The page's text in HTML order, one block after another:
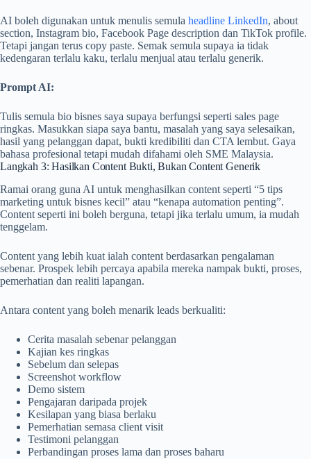
AI boleh digunakan untuk menulis semula headline LinkedIn, about
section, Instagram bio, Facebook Page description dan TikTok profile.
Tetapi jangan terus copy paste. Semak semula supaya ia tidak
kedengaran terlalu kaku, terlalu menjual atau terlalu generik.
Prompt AI:
Tulis semula bio bisnes saya supaya berfungsi seperti sales page
ringkas. Masukkan siapa saya bantu, masalah yang saya selesaikan,
hasil yang pelanggan dapat, bukti kredibiliti dan CTA lembut. Gaya
bahasa profesional tetapi mudah difahami oleh SME Malaysia.
Langkah 3: Hasilkan Content Bukti, Bukan Content Generik
Ramai orang guna AI untuk menghasilkan content seperti “5 tips
marketing untuk bisnes kecil” atau “kenapa automation penting”.
Content seperti ini boleh berguna, tetapi jika terlalu umum, ia mudah
tenggelam.
Content yang lebih kuat ialah content berdasarkan pengalaman
sebenar. Prospek lebih percaya apabila mereka nampak bukti, proses,
pemerhatian dan realiti lapangan.
Antara content yang boleh menarik leads berkualiti:
Cerita masalah sebenar pelanggan
Kajian kes ringkas
Sebelum dan selepas
Screenshot workflow
Demo sistem
Pengajaran daripada projek
Kesilapan yang biasa berlaku
Pemerhatian semasa client visit
Testimoni pelanggan
Perbandingan proses lama dan proses baharu